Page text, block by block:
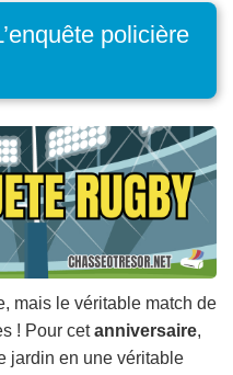
policière
mais le véritable match de
! Pour cetanniversaire,
jardin en une véritable